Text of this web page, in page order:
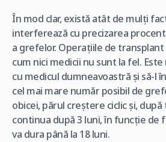
În mod clar, există atât de mulți
interferează cu precizarea
a grefelor. Operațiile de
cum nici medicii nu sunt la fel.
cu medicul dumneavoastră și să-l
cel mai mare număr posibil de
obicei, părul creștere ciclic și,
continua după 3 luni, în funcție de
va dura până la 18 luni.